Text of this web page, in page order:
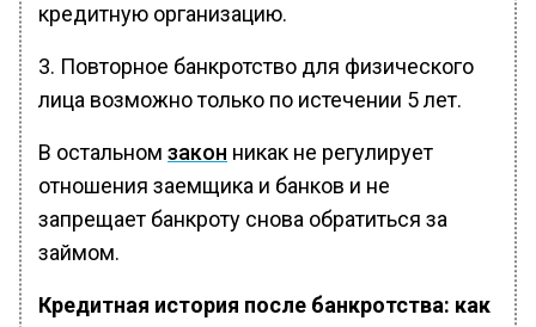
кредитную организацию.
3. Повторное банкротство для физического
лица возможно только по истечении 5 лет.
В остальном закон никак не регулирует
отношения заемщика и банков и не
запрещает банкроту снова обратиться за
займом.
Кредитная история после банкротства: как